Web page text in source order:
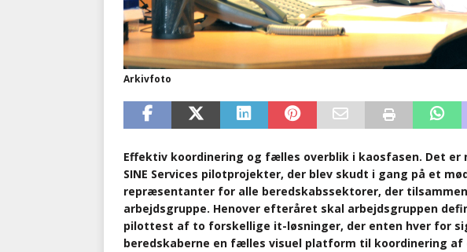
Arkivfoto
Effektiv koordinering og fælles overblik i kaosfasen. Det er
SINE Services pilotprojekter, der blev skudt i gang på et
repræsentanter for alle beredskabssektorer, der
arbejdsgruppe. Henover efteråret skal arbejdsgruppen
pilottest af to forskellige it-løsninger, der enten hver for
beredskaberne en fælles visuel platform til koordinering